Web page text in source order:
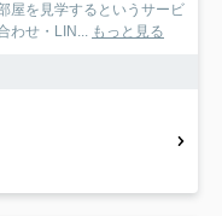
屋を見学するというサービ
わせ・LIN... もっと見る